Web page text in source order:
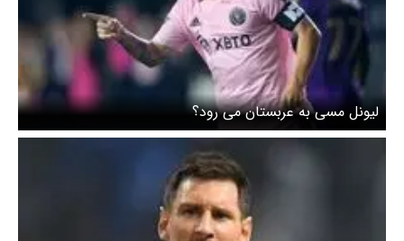
لیونل مسی به عربستان می رود؟